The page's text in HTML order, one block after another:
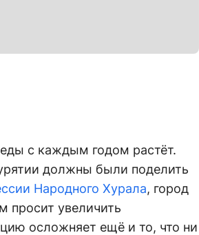
с каждым годом растёт.
должны были поделить
Народного Хурала, город
просит увеличить
осложняет ещё и то, что ни